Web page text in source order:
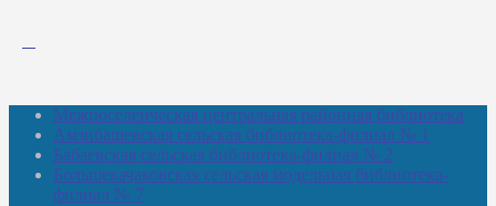
Межпоселенческая центральная районная библиотека
Амзибашевская сельская библиотека-филиал № 1
Бабаевская сельская библиотека-филиал № 2
Большекачаковская сельская модельная библиотека-
филиал № 7